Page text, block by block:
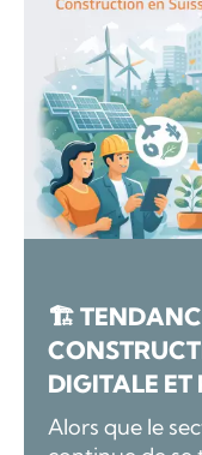
🏗️
DIGITALE ET
Alors que le